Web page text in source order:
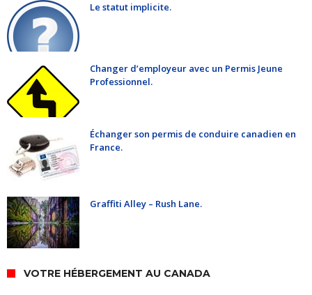
Le statut implicite.
Changer d’employeur avec un Permis Jeune
Professionnel.
Échanger son permis de conduire canadien en
France.
Graffiti Alley – Rush Lane.
VOTRE HÉBERGEMENT AU CANADA